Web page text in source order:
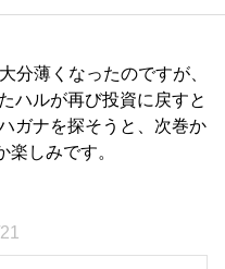
分薄くなったのですが、
ハルが再び投資に戻すと
ガナを探そうと、次巻か
楽しみです。